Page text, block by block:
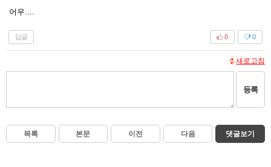
어우....
답글 0
0
새로고침
등록
목록 본문 이전 다음 댓글보기